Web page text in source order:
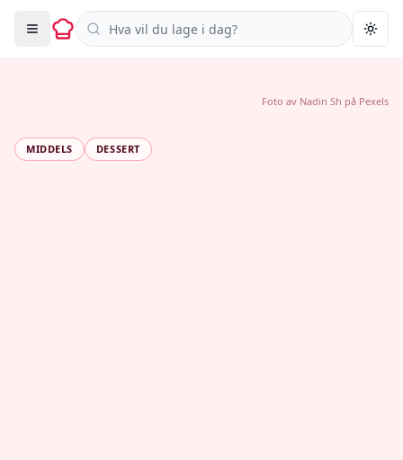
Søk i oppskrifter
MIDDELS DESSERT
Foto av Nadin Sh på Pexels